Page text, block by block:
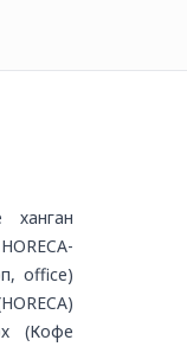
ханган
HORECA-
office)
(Кофе